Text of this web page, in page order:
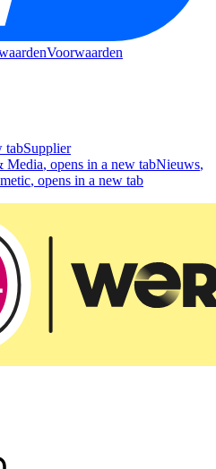
Voorwaarden
tabSupplier
Media, opens in a new tabNieuws,
, opens in a new tab